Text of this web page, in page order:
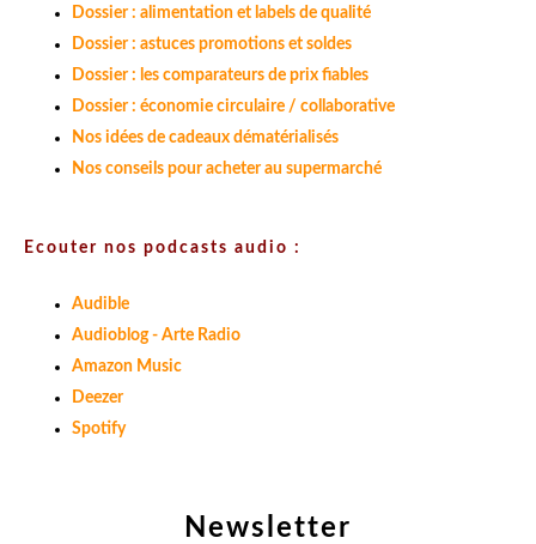
Newsletter
Dossier : alimentation et labels de qualité
Dossier : astuces promotions et soldes
Dossier : les comparateurs de prix fiables
Dossier : économie circulaire / collaborative
Nos idées de cadeaux dématérialisés
Nos conseils pour acheter au supermarché
Ecouter nos podcasts audio :
Audible
Audioblog - Arte Radio
Amazon Music
Deezer
Spotify